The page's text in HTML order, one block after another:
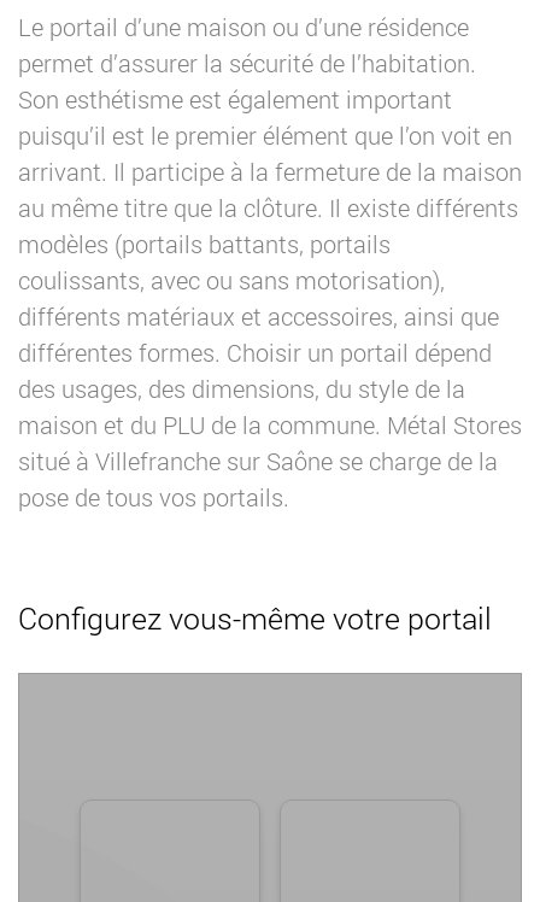
Le portail d’une maison ou d’une résidence
permet d’assurer la sécurité de l’habitation.
Son esthétisme est également important
puisqu’il est le premier élément que l’on voit en
arrivant. Il participe à la fermeture de la maison
au même titre que la clôture. Il existe différents
modèles (portails battants, portails
coulissants, avec ou sans motorisation),
différents matériaux et accessoires, ainsi que
différentes formes. Choisir un portail dépend
des usages, des dimensions, du style de la
maison et du PLU de la commune. Métal Stores
situé à Villefranche sur Saône se charge de la
pose de tous vos portails.
Configurez vous-même votre portail